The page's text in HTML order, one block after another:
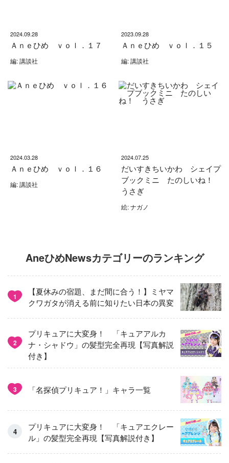
2024.09.28
Ａｎｅひめ ｖｏｌ．１７
編: 講談社
2023.09.28
Ａｎｅひめ ｖｏｌ．１５
編: 講談社
2024.03.28
Ａｎｅひめ ｖｏｌ．１６
編: 講談社
2024.07.25
だいすきちいかわ シェイプ
ブックミニ たのしいね！
うさぎ
絵: ナガノ
AneひめNewsカテゴリーのランキング
1
【夏休みの宿題、まだ間に合う！】ミヤマ
クワガタが消える前に知りたい日本の異変
2
プリキュアに大変身！ 「キュアアルカ
ナ・シャドウ」の髪型完全再現【写真解説
付き】
3 「名探偵プリキュア！」キャラ一覧
プリキュアに大変身！ 「キュアエクレー
ル」の髪型完全再現【写真解説付き】